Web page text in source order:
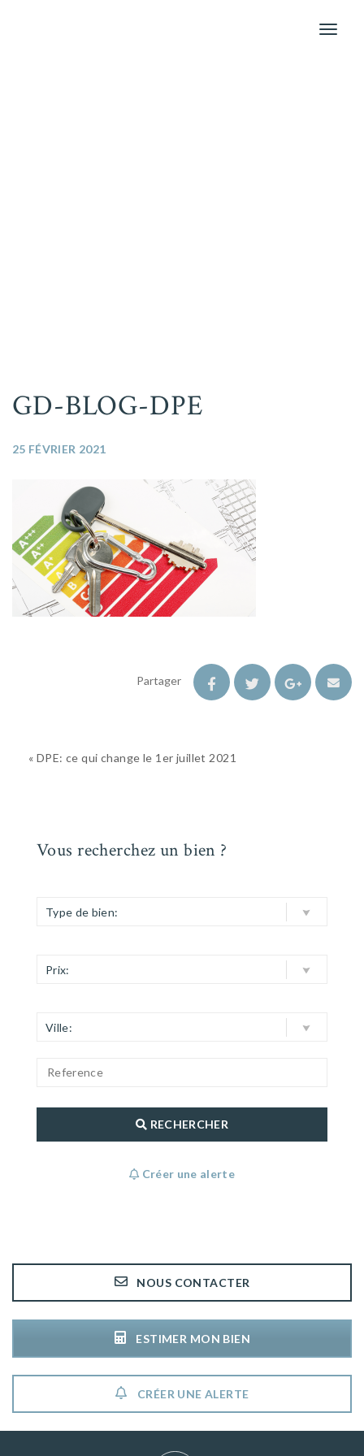
Toggle
GD-BLOG-DPE
25 FÉVRIER 2021
Partager
« DPE: ce qui change le 1er juillet 2021
Vous recherchez un bien ?
Type de bien:
Prix:
Ville:
RECHERCHER
Créer une alerte
NOUS CONTACTER
ESTIMER MON BIEN
CRÉER UNE ALERTE